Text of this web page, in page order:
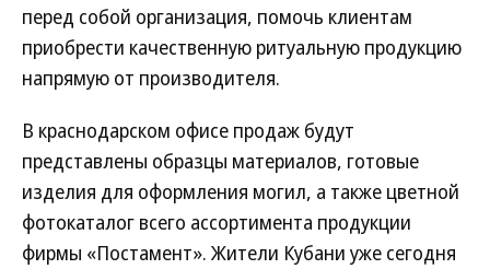
перед собой организация, помочь клиентам
приобрести качественную ритуальную продукцию
напрямую от производителя.
В краснодарском офисе продаж будут
представлены образцы материалов, готовые
изделия для оформления могил, а также цветной
фотокаталог всего ассортимента продукции
фирмы «Постамент». Жители Кубани уже сегодня